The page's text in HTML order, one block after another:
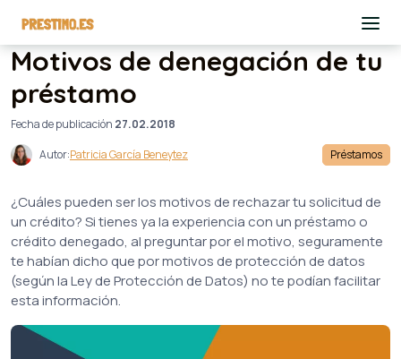
Motivos de denegación de tu
préstamo
Fecha de publicación 27.02.2018
Autor:Patricia García Beneytez Préstamos
¿Cuáles pueden ser los motivos de rechazar tu solicitud de
un crédito? Si tienes ya la experiencia con un préstamo o
crédito denegado, al preguntar por el motivo, seguramente
te habían dicho que por motivos de protección de datos
(según la Ley de Protección de Datos) no te podían facilitar
esta información.